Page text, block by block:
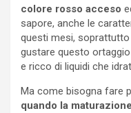
colore rosso acceso
sapore, anche le
questi mesi,
gustare questo
e ricco di liquidi che
Ma come bisogna fare
quando la